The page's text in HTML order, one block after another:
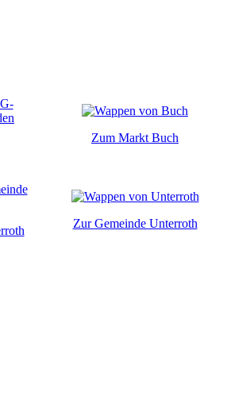
Zum Markt Buch
Zur Gemeinde Unterroth